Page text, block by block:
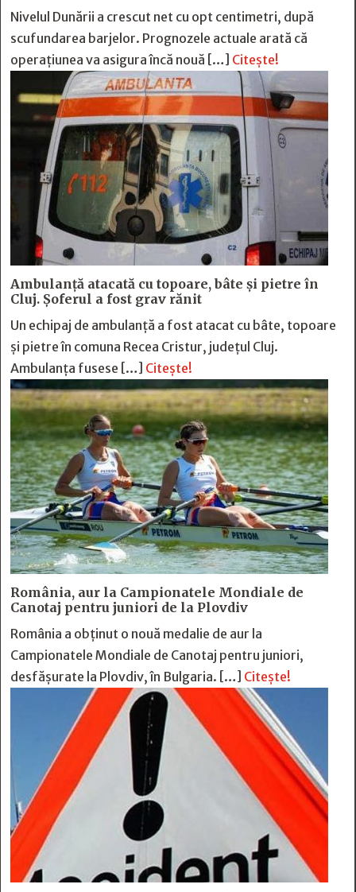
Nivelul Dunării a crescut net cu opt centimetri, după
scufundarea barjelor. Prognozele actuale arată că
operațiunea va asigura încă nouă […] Citește!
Ambulanță atacată cu topoare, bâte și pietre în
Cluj. Șoferul a fost grav rănit
Un echipaj de ambulanță a fost atacat cu bâte, topoare
și pietre în comuna Recea Cristur, județul Cluj.
Ambulanța fusese […] Citește!
România, aur la Campionatele Mondiale de
Canotaj pentru juniori de la Plovdiv
România a obținut o nouă medalie de aur la
Campionatele Mondiale de Canotaj pentru juniori,
desfășurate la Plovdiv, în Bulgaria. […] Citește!